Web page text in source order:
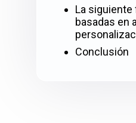
La siguiente
basadas en
Conclusión